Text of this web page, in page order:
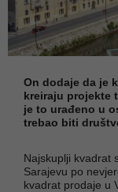
On dodaje da je
kreiraju projekte
je to urađeno u
trebao biti
Najskuplji kvadrat
Sarajevu po
kvadrat prodaje u